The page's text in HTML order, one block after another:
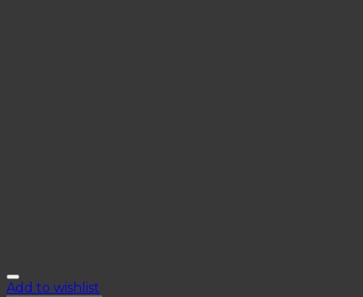
Add to wishlist